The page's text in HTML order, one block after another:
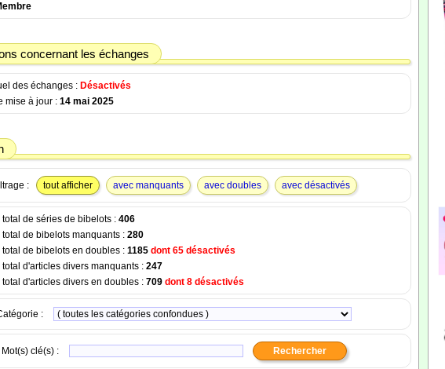
concernant les échanges
des échanges : Désactivés
mise à jour : 14 mai 2025
: tout afficher avec manquants avec doubles avec désactivés
de séries de bibelots : 406
de bibelots manquants : 280
total de bibelots en doubles : 1185 dont 65 désactivés
d'articles divers manquants : 247
d'articles divers en doubles : 709 dont 8 désactivés
:
Mot(s) clé(s) :